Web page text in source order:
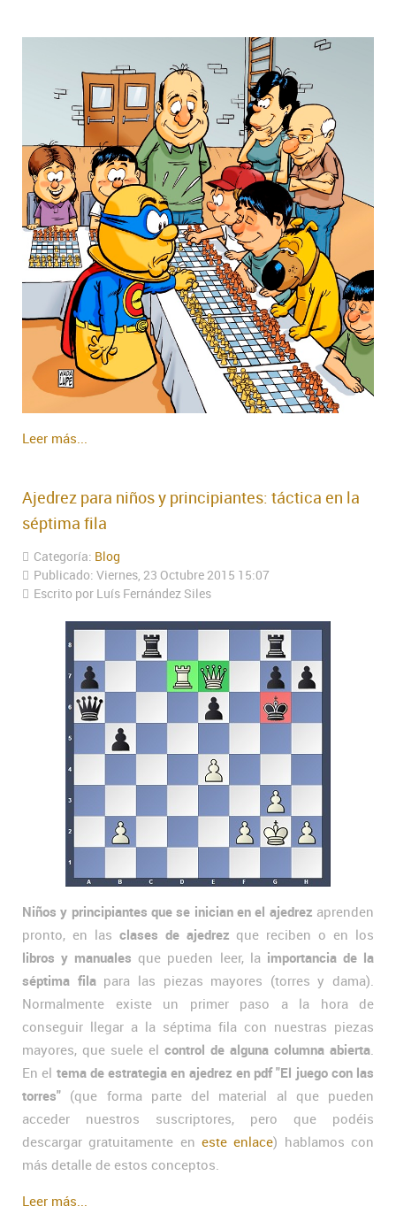
Leer más...
Ajedrez para niños y principiantes: táctica en la
séptima fila
Categoría: Blog
Publicado: Viernes, 23 Octubre 2015 15:07
Escrito por Luís Fernández Siles
Niños y principiantes que se inician en el ajedrez aprenden
pronto, en las clases de ajedrez que reciben o en los
libros y manuales que pueden leer, la importancia de la
séptima filapara las piezas mayores (torres y dama).
Normalmente existe un primer paso a la hora de
conseguir llegar a la séptima fila con nuestras piezas
mayores, que suele el control de alguna columna abierta.
En el tema de estrategia en ajedrez en pdf "El juego con las
torres" (que forma parte del material al que pueden
acceder nuestros suscriptores, pero que podéis
descargar gratuitamente en este enlace) hablamos con
más detalle de estos conceptos.
Leer más...